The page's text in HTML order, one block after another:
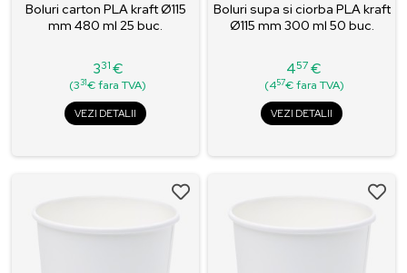
Boluri carton PLA kraft Ø115
mm 480 ml 25 buc.
Pret
331 €
(331€ fara TVA)
VEZI DETALII
Boluri supa si ciorba PLA kraft
Ø115 mm 300 ml 50 buc.
Pret
457 €
(457€ fara TVA)
VEZI DETALII